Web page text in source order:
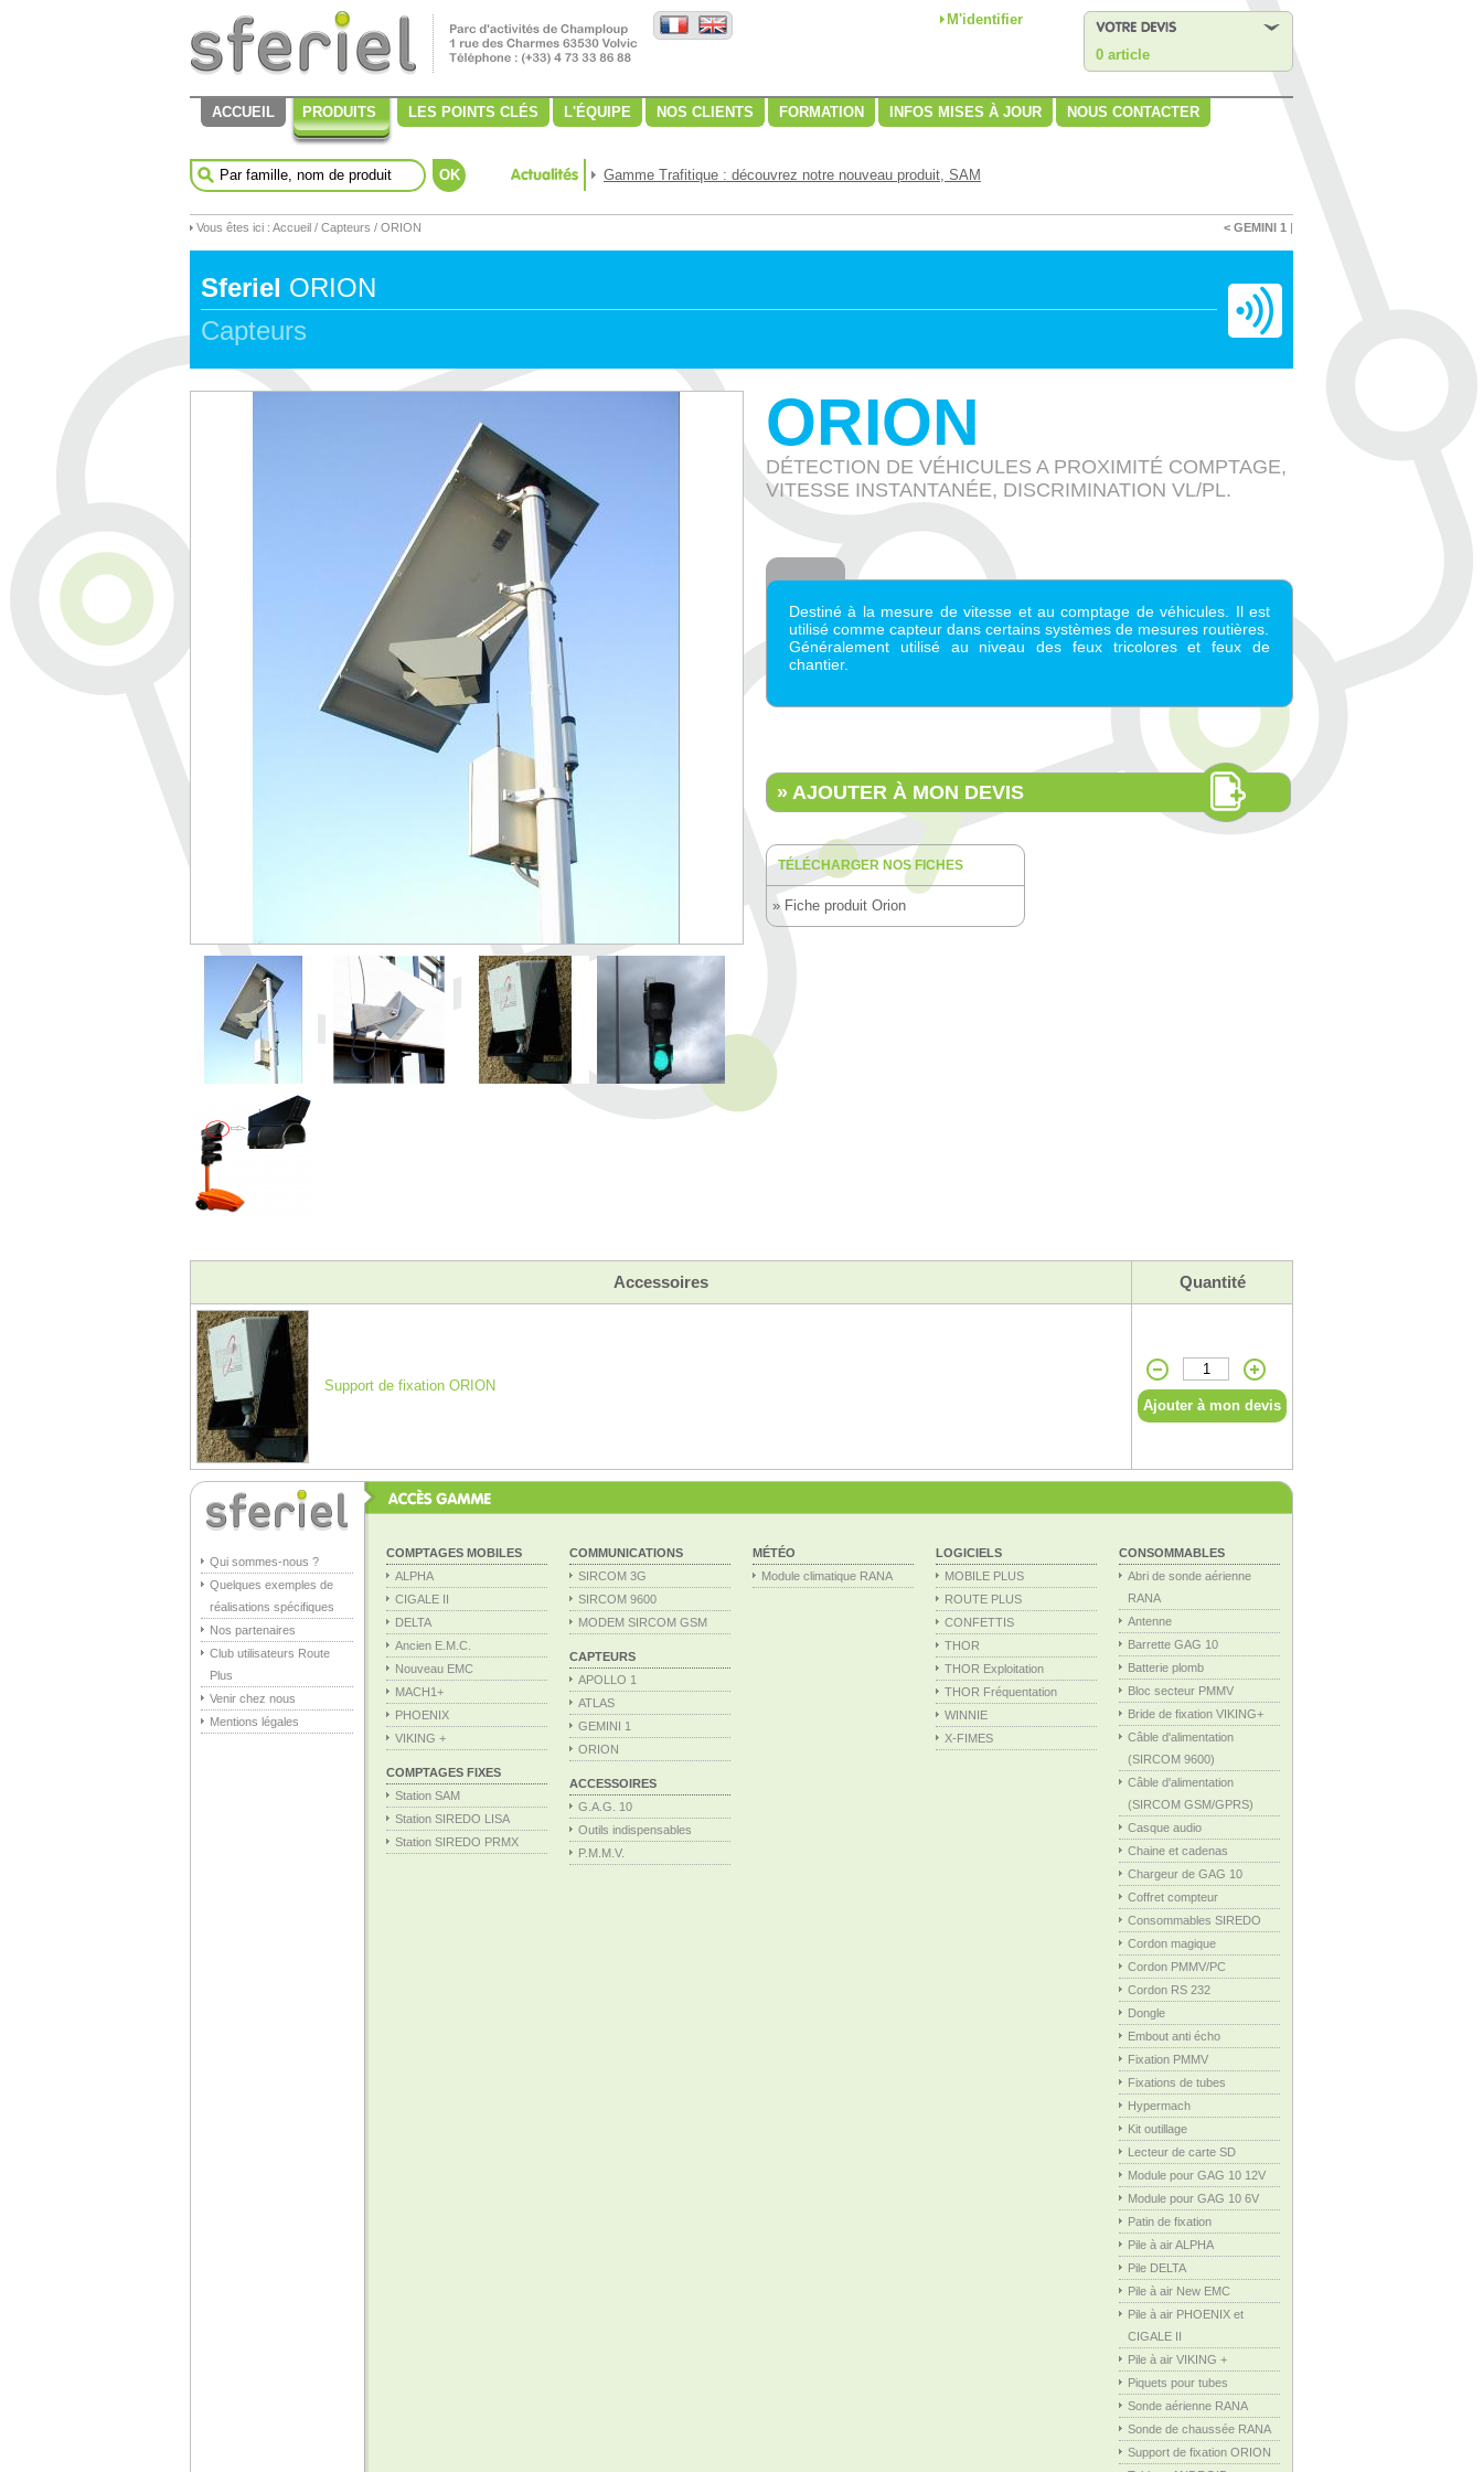
M'identifier
0 article
ACCUEIL PRODUITS LES POINTS CLÉS L'ÉQUIPE NOS CLIENTS FORMATION INFOS MISES À JOUR NOUS CONTACTER
OK Gamme Trafitique : découvrez notre nouveau produit, SAM
< GEMINI 1 |
Vous êtes ici : Accueil / Capteurs / ORION
Sferiel ORION
Capteurs
ORION
DÉTECTION DE VÉHICULES A PROXIMITÉ COMPTAGE,
VITESSE INSTANTANÉE, DISCRIMINATION VL/PL.
Destiné à la mesure de vitesse et au comptage de véhicules. Il est
utilisé comme capteur dans certains systèmes de mesures routières.
Généralement utilisé au niveau des feux tricolores et feux de
chantier.
» AJOUTER À MON DEVIS
TÉLÉCHARGER NOS FICHES
» Fiche produit Orion
Accessoires Quantité
Support de fixation ORION
Ajouter à mon devis
Qui sommes-nous ?
Quelques exemples de
réalisations spécifiques
Nos partenaires
Club utilisateurs Route
Plus
Venir chez nous
Mentions légales
COMPTAGES MOBILES
ALPHA
CIGALE II
DELTA
Ancien E.M.C.
Nouveau EMC
MACH1+
PHOENIX
VIKING +
COMPTAGES FIXES
Station SAM
Station SIREDO LISA
Station SIREDO PRMX
COMMUNICATIONS
SIRCOM 3G
SIRCOM 9600
MODEM SIRCOM GSM
CAPTEURS
APOLLO 1
ATLAS
GEMINI 1
ORION
ACCESSOIRES
G.A.G. 10
Outils indispensables
P.M.M.V.
MÉTÉO
Module climatique RANA
LOGICIELS
MOBILE PLUS
ROUTE PLUS
CONFETTIS
THOR
THOR Exploitation
THOR Fréquentation
WINNIE
X-FIMES
CONSOMMABLES
Abri de sonde aérienne
RANA
Antenne
Barrette GAG 10
Batterie plomb
Bloc secteur PMMV
Bride de fixation VIKING+
Câble d'alimentation
(SIRCOM 9600)
Câble d'alimentation
(SIRCOM GSM/GPRS)
Casque audio
Chaine et cadenas
Chargeur de GAG 10
Coffret compteur
Consommables SIREDO
Cordon magique
Cordon PMMV/PC
Cordon RS 232
Dongle
Embout anti écho
Fixation PMMV
Fixations de tubes
Hypermach
Kit outillage
Lecteur de carte SD
Module pour GAG 10 12V
Module pour GAG 10 6V
Patin de fixation
Pile à air ALPHA
Pile DELTA
Pile à air New EMC
Pile à air PHOENIX et
CIGALE II
Pile à air VIKING +
Piquets pour tubes
Sonde aérienne RANA
Sonde de chaussée RANA
Support de fixation ORION